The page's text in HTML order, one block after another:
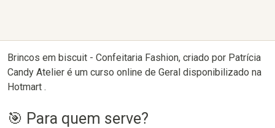
Brincos em biscuit - Confeitaria Fashion, criado por Patrícia
Candy Atelier é um curso online de Geral disponibilizado na
Hotmart .
🎯 Para quem serve?